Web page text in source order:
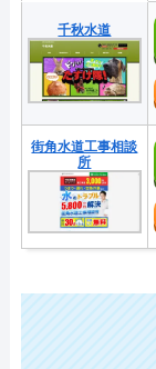
千秋水道
街角水道工事相談
所